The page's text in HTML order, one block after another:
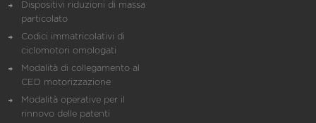
Dispositivi riduzioni di massa
particolato
Codici immatricolativi di
ciclomotori omologati
Modalità di collegamento al
CED motorizzazione
Modalità operative per il
rinnovo delle patenti